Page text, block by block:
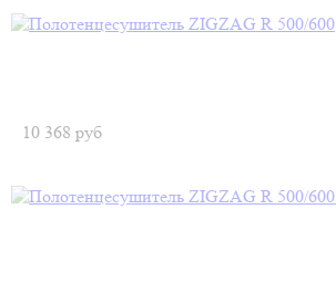
10 368 руб